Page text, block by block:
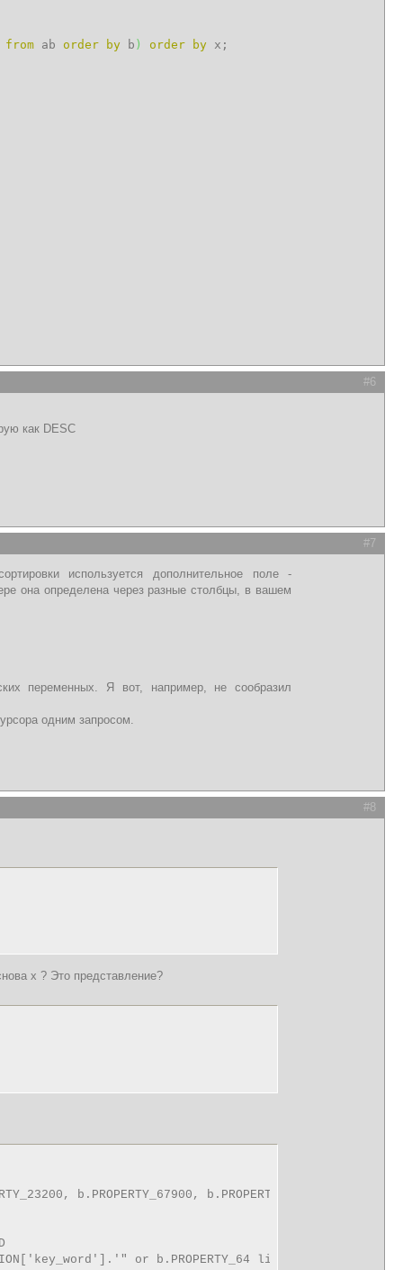
from ab order by b ) order by x;
#6
как DESC
#7
используется дополнительное поле -
она определена через разные столбцы, в вашем
переменных. Я вот, например, не сообразил
одним запросом.
#8
x ? Это представление?
b.PROPERTY_67900, b.PROPERTY_73,
or b.PROPERTY_64 like